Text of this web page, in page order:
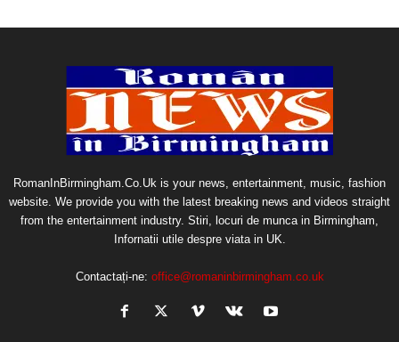
RomanInBirmingham.Co.Uk is your news, entertainment, music, fashion
website. We provide you with the latest breaking news and videos straight
from the entertainment industry. Stiri, locuri de munca in Birmingham,
Infornatii utile despre viata in UK.
Contactați-ne: office@romaninbirmingham.co.uk